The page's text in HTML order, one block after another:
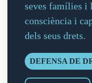
seves famílies i
consciència i
dels seus drets.
DEFENSA DE